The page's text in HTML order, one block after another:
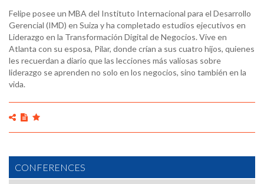
Felipe posee un MBA del Instituto Internacional para el Desarrollo
Gerencial (IMD) en Suiza y ha completado estudios ejecutivos en
Liderazgo en la Transformación Digital de Negocios. Vive en
Atlanta con su esposa, Pilar, donde crían a sus cuatro hijos, quienes
les recuerdan a diario que las lecciones más valiosas sobre
liderazgo se aprenden no solo en los negocios, sino también en la
vida.
CONFERENCES